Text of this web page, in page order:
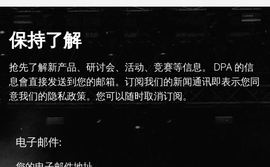
保持了解
抢先了解新产品、研讨会、活动、竞赛等信息。 DPA 的信
息會直接发送到您的邮箱。订阅我们的新闻通讯即表示您同
意我们的隐私政策。您可以随时取消订阅。
电子邮件: